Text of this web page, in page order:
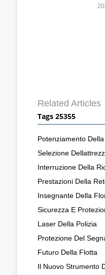
Related Articles
Tags 25355
Potenziamento
Selezione
Interruzione Della
Prestazioni Della
Insegnante Della
Sicurezza E
Laser Della Polizia
Protezione Del
Futuro Della Flotta
Il Nuovo Strumento